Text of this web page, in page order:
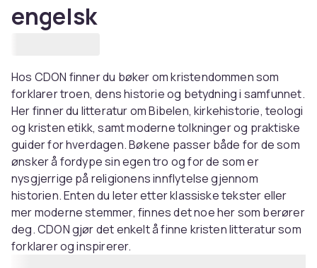
engelsk
Hos CDON finner du bøker om kristendommen som
forklarer troen, dens historie og betydning i samfunnet.
Her finner du litteratur om Bibelen, kirkehistorie, teologi
og kristen etikk, samt moderne tolkninger og praktiske
guider for hverdagen. Bøkene passer både for de som
ønsker å fordype sin egen tro og for de som er
nysgjerrige på religionens innflytelse gjennom
historien. Enten du leter etter klassiske tekster eller
mer moderne stemmer, finnes det noe her som berører
deg. CDON gjør det enkelt å finne kristen litteratur som
forklarer og inspirerer.